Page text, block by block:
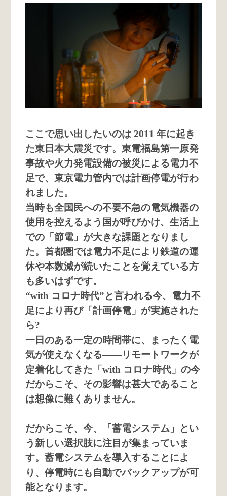
ここで思い出したいのは 2011 年に起き
た東日本大震災です。東電福島第一原発
事故や火力発電設備の被災による電力不
足で、東京電力管内では計画停電が行わ
れました。
当時も全国民への不要不急の電気機器の
使用を控えるよう国が呼びかけ、生活上
での「節電」が大きな課題となりまし
た。首都圏では電力不足により鉄道の運
休や本数減が続いたことを覚えている方
も多いはずです。
“with コロナ時代”と言われる今、電力不
足により再び「計画停電」が実施された
ら?
一日のある一定の時間帯に、まったく電
気が使えなくなる――リモートワークが
定着化してきた「with コロナ時代」の今
だからこそ、その影響は甚大であること
は想像に難くありません。
だからこそ、今、「蓄電システム」とい
う新しい選択肢に注目が集まっていま
す。蓄電システムを導入することによ
り、停電時にも自動でバックアップが可
能となります。